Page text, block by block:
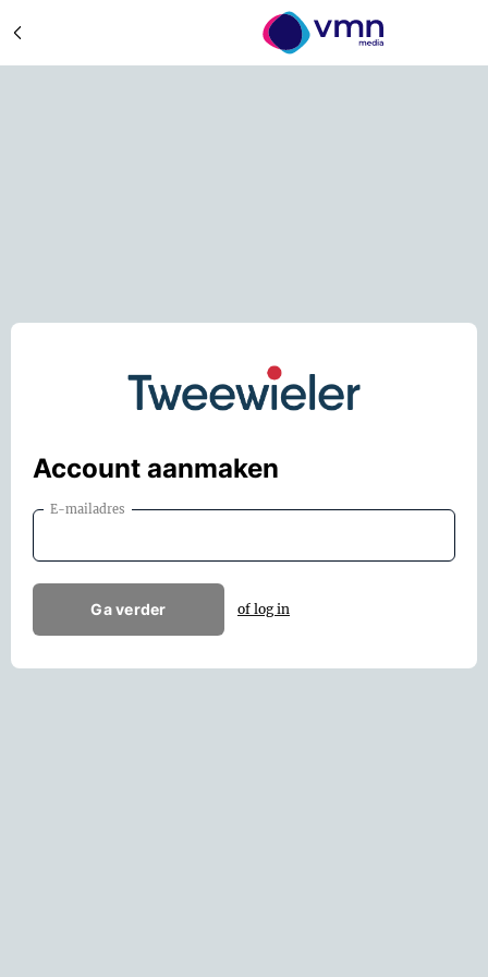
Account aanmaken
E-mailadres
Ga verder of log in